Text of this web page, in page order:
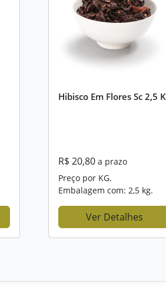
Hibisco Em Flores Sc 2,5
R$ 20,80 a prazo
Preço por KG.
Embalagem com: 2,5 kg.
Ver Detalhes